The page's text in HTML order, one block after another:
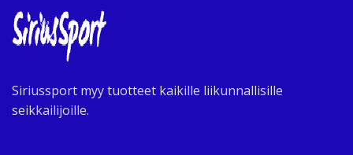
Siriussport myy tuotteet kaikille liikunnallisille
seikkailijoille.